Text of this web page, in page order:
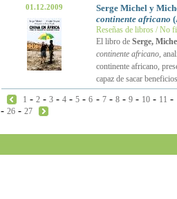
01.12.2009
Serge Michel y
continente africano
Reseñas de libros / No
El libro de Serge,
continente africano,
continente africano,
capaz de sacar
1 -2 -3 -4 -5 -6 - 7- 8- 9- 10- 11 -
- 26 - 27